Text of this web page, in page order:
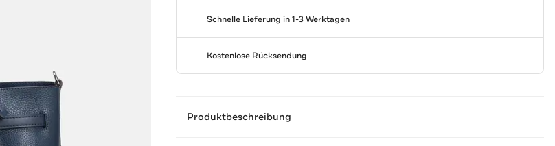
Schnelle Lieferung in 1-3 Werktagen
Kostenlose Rücksendung
Produktbeschreibung